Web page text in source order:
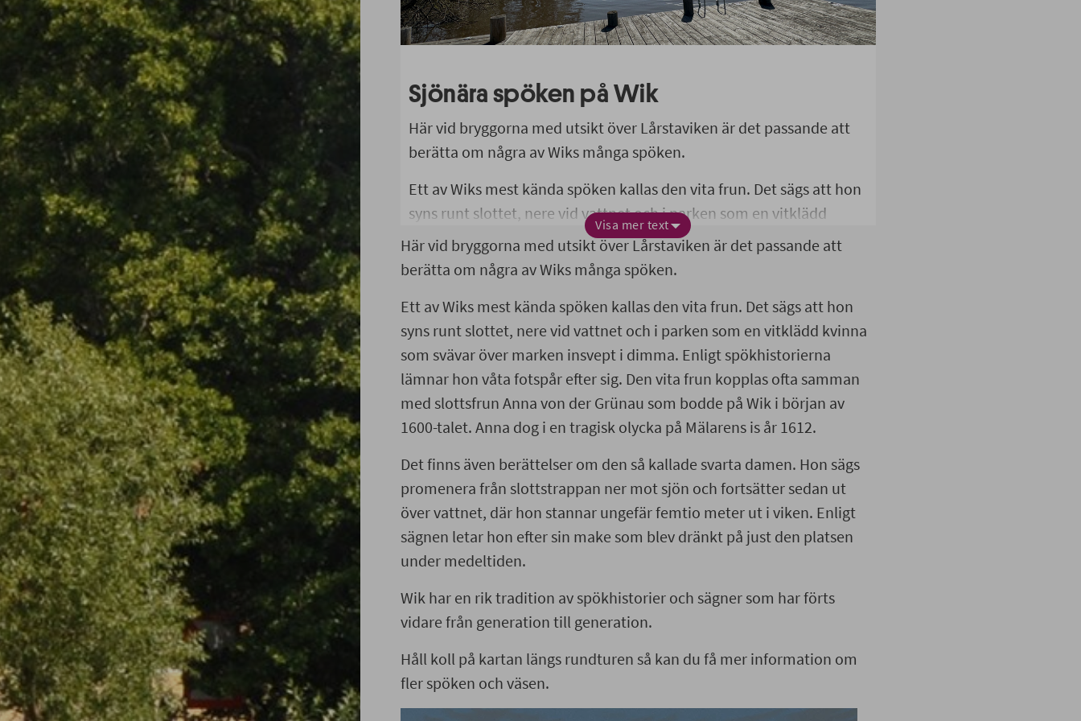
Sjönära spöken på Wik
Här vid bryggorna med utsikt över Lårstaviken är det passande att
berätta om några av Wiks många spöken.
Ett av Wiks mest kända spöken kallas den vita frun. Det sägs att hon
syns runt slottet, nere vid vattnet och i parken som en vitklädd
kvinna som svävar över marken insvept i dimma. Enligt
spökhistorierna lämnar hon våta fotspår efter sig. Den vita frun
bodde på Wik i början av 1600-talet. Anna dog i en tragisk olycka på
Mälarens is år 1612.
Det finns även berättelser om den så kallade svarta damen. Hon sägs
promenera från slottstrappan ner mot sjön och fortsätter sedan ut
över vattnet, där hon stannar ungefär femtio meter ut i viken. Enligt
under medeltiden.
Wik har en rik tradition av spökhistorier och sägner som har förts
vidare från generation till generation.
Håll koll på kartan längs rundturen så kan du få mer information om
fler spöken och väsen.
Visa mer text
Här vid bryggorna med utsikt över Lårstaviken är det passande att
berätta om några av Wiks många spöken.
Ett av Wiks mest kända spöken kallas den vita frun. Det sägs att hon
syns runt slottet, nere vid vattnet och i parken som en vitklädd kvinna
som svävar över marken insvept i dimma. Enligt spökhistorierna
lämnar hon våta fotspår efter sig. Den vita frun kopplas ofta samman
med slottsfrun Anna von der Grünau som bodde på Wik i början av
1600-talet. Anna dog i en tragisk olycka på Mälarens is år 1612.
Det finns även berättelser om den så kallade svarta damen. Hon sägs
promenera från slottstrappan ner mot sjön och fortsätter sedan ut
över vattnet, där hon stannar ungefär femtio meter ut i viken. Enligt
sägnen letar hon efter sin make som blev dränkt på just den platsen
under medeltiden.
Wik har en rik tradition av spökhistorier och sägner som har förts
vidare från generation till generation.
Håll koll på kartan längs rundturen så kan du få mer information om
fler spöken och väsen.